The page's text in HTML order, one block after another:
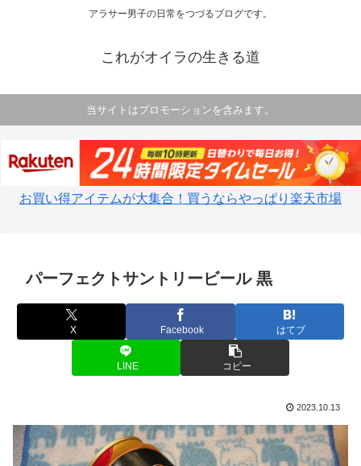
アラサー男子の日常をつづるブログです。
これがオイラの生きる道
当サイトはプロモーションを含みます。
お買い得アイテムが大集合！買うならやっぱり楽天市場
パーフェクトサントリービール 黒
X Facebook はてブ
LINE コピー
2023.10.13